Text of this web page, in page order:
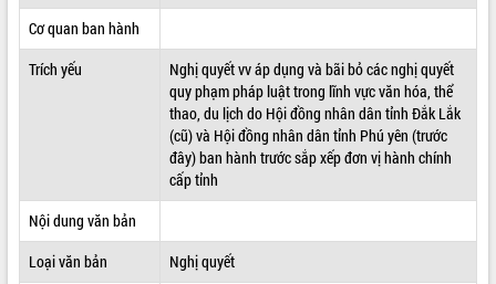
THÔNG TIN CHỈ ĐẠO ĐIỀU HÀNH
HỆ THỐNG VĂN BẢN
QUY HOẠCH - KẾ HOẠCH
Cơ quan ban hành
Trích yếu
Nghị quyết vv áp dụng và bãi bỏ các nghị quyết
quy phạm pháp luật trong lĩnh vực văn hóa, thể
thao, du lịch do Hội đồng nhân dân tỉnh Đắk Lắk
(cũ) và Hội đồng nhân dân tỉnh Phú yên (trước
đây) ban hành trước sắp xếp đơn vị hành chính
cấp tỉnh
Nội dung văn bản
Loại văn bản
Nghị quyết